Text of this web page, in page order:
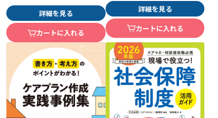
詳細を見る
カートに入れる
詳細を見る
カートに入れる